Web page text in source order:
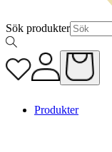
Sök produkter
Produkter